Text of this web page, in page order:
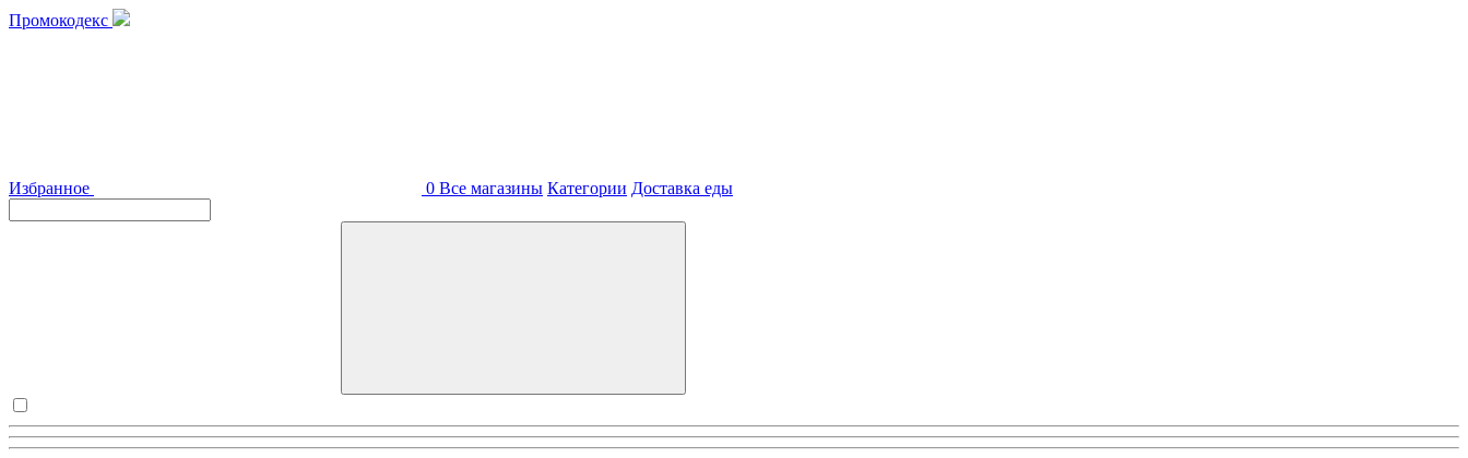
Промокодекс
Избранное 0 Все магазины Категории Доставка еды